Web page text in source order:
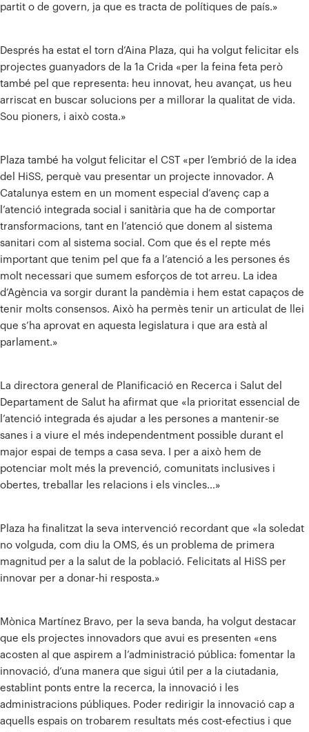
partit o de govern, ja que es tracta de polítiques de país.»
Després ha estat el torn d’Aina Plaza, qui ha volgut felicitar els
projectes guanyadors de la 1a Crida «per la feina feta però
també pel que representa: heu innovat, heu avançat, us heu
arriscat en buscar solucions per a millorar la qualitat de vida.
Sou pioners, i això costa.»
Plaza també ha volgut felicitar el CST «per l’embrió de la idea
del HiSS, perquè vau presentar un projecte innovador. A
Catalunya estem en un moment especial d’avenç cap a
l’atenció integrada social i sanitària que ha de comportar
transformacions, tant en l’atenció que donem al sistema
sanitari com al sistema social. Com que és el repte més
important que tenim pel que fa a l’atenció a les persones és
molt necessari que sumem esforços de tot arreu. La idea
d’Agència va sorgir durant la pandèmia i hem estat capaços de
tenir molts consensos. Això ha permès tenir un articulat de llei
que s’ha aprovat en aquesta legislatura i que ara està al
parlament.»
La directora general de Planificació en Recerca i Salut del
Departament de Salut ha afirmat que «la prioritat essencial de
l’atenció integrada és ajudar a les persones a mantenir-se
sanes i a viure el més independentment possible durant el
major espai de temps a casa seva. I per a això hem de
potenciar molt més la prevenció, comunitats inclusives i
obertes, treballar les relacions i els vincles…»
Plaza ha finalitzat la seva intervenció recordant que «la soledat
no volguda, com diu la OMS, és un problema de primera
magnitud per a la salut de la població. Felicitats al HiSS per
innovar per a donar-hi resposta.»
Mònica Martínez Bravo, per la seva banda, ha volgut destacar
que els projectes innovadors que avui es presenten «ens
acosten al que aspirem a l’administració pública: fomentar la
innovació, d’una manera que sigui útil per a la ciutadania,
establint ponts entre la recerca, la innovació i les
administracions públiques. Poder redirigir la innovació cap a
aquells espais on trobarem resultats més cost-efectius i que